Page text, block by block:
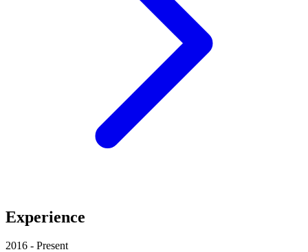
Experience
2016 - Present